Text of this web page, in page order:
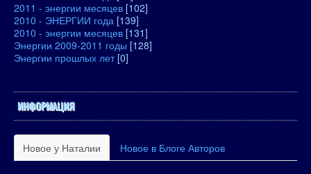
2011 - энергии месяцев [102]
2010 - ЭНЕРГИИ года [139]
2010 - энергии месяцев [131]
Энергии 2009-2011 годы [128]
Энергии прошлых лет [0]
ИНФОРМАЦИЯ
Новое у Наталии Новое в Блоге Авторов